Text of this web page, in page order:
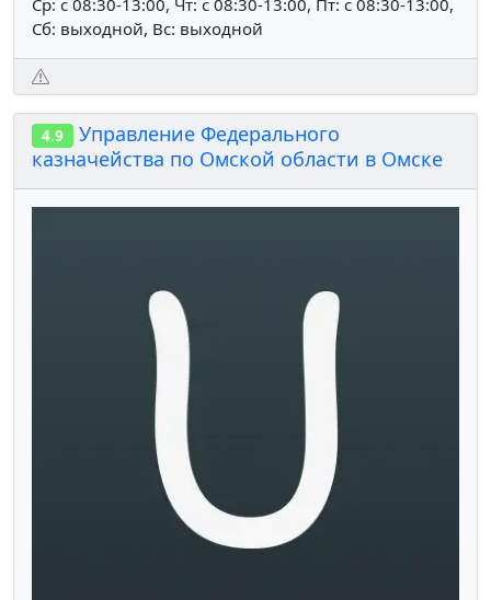
Сб: выходной, Вс: выходной
4.9
Управление Федерального
казначейства по Омской области в Омске